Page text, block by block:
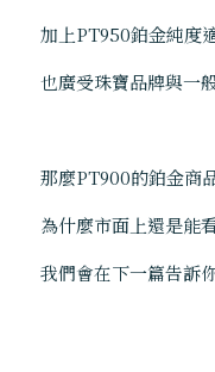
加上PT950鉑金純度
也廣受珠寶品牌與一
那麼PT900的鉑金商
為什麼市面上還是能
我們會在下一篇告訴